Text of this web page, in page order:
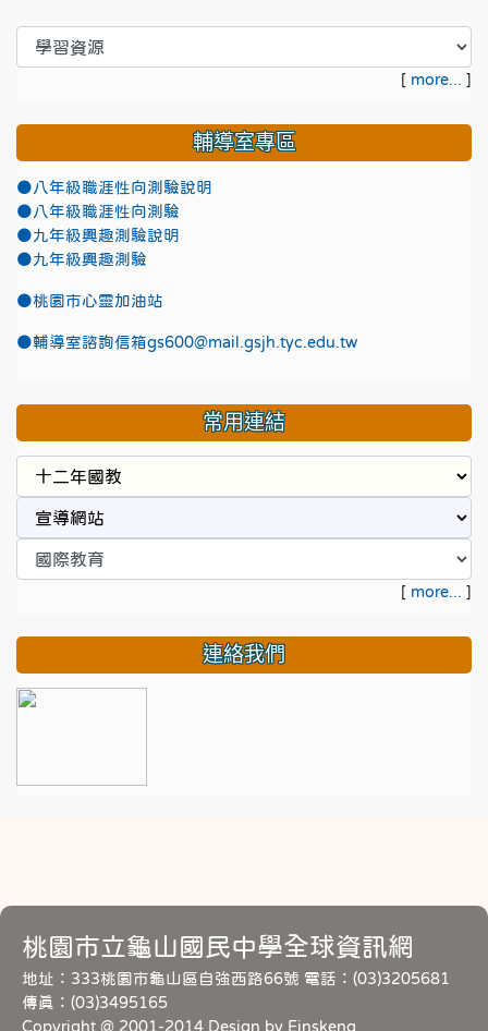
[ more... ]
輔導室專區
●八年級職涯性向測驗說明
●八年級職涯性向測驗
●九年級興趣測驗說明
●九年級興趣測驗
●桃園市心靈加油站
●輔導室諮詢信箱gs600@mail.gsjh.tyc.edu.tw
常用連結
[ more... ]
連絡我們
桃園市立龜山國民中學全球資訊網
地址：333桃園市龜山區自強西路66號 電話：(03)3205681
傳真：(03)3495165
Copyright @ 2001-2014 Design by Einskeng